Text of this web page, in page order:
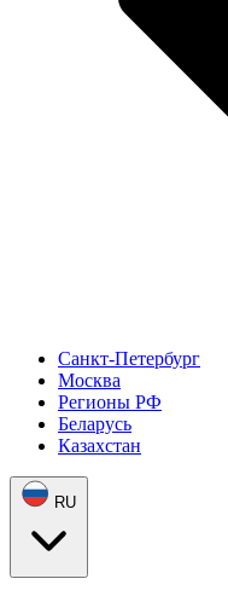
Санкт-Петербург
Москва
Регионы РФ
Беларусь
Казахстан
RU